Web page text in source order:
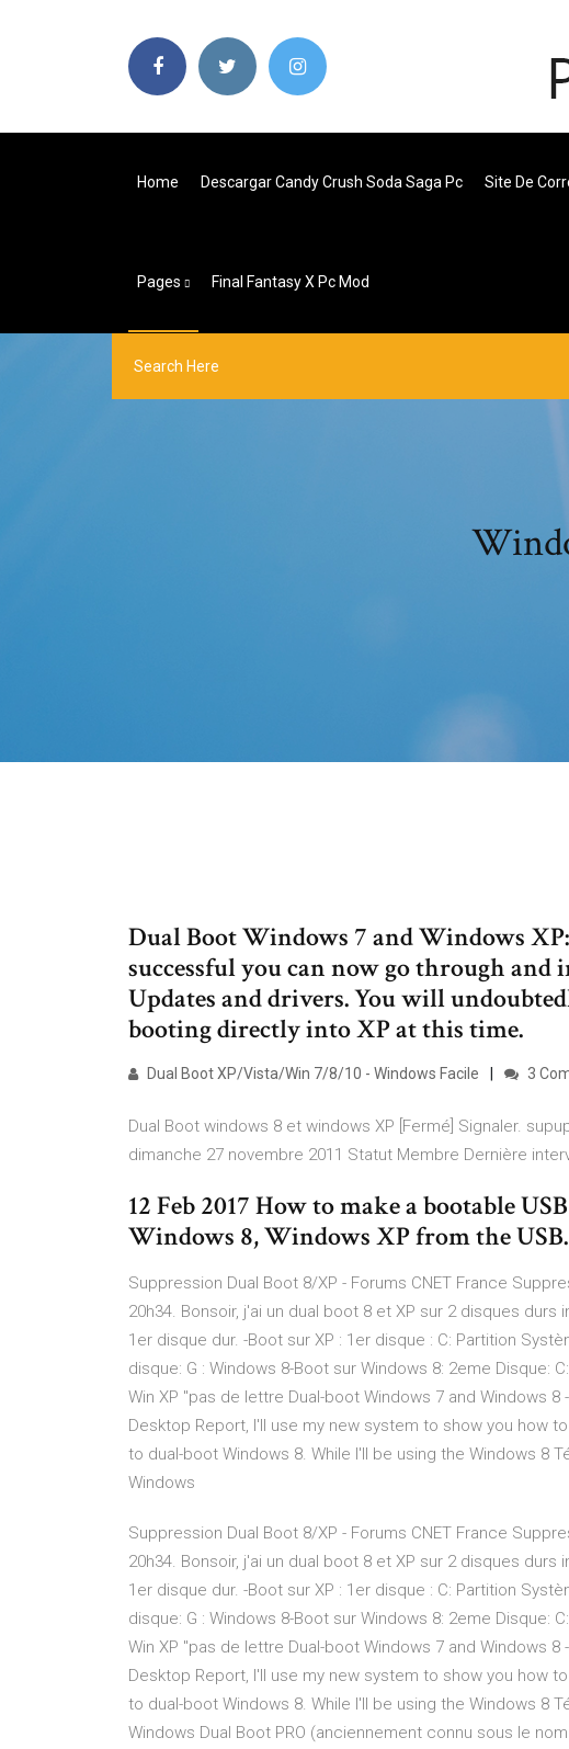
Home Descargar Candy Crush Soda Saga Pc Site De
Pages Final Fantasy X Pc Mod
Dual Boot Windows 7 and Windows
successful you can now go through
Updates and drivers. You will
booting directly into XP at this time.
Dual Boot XP/Vista/Win 7/8/10 - Windows Facile 3
Dual Boot windows 8 et windows XP [Fermé] Signaler.
dimanche 27 novembre 2011 Statut Membre Dernière
12 Feb 2017 How to make a bootable
Windows 8, Windows XP from the USB.
Suppression Dual Boot 8/XP - Forums CNET France
20h34. Bonsoir, j'ai un dual boot 8 et XP sur 2 disques
1er disque dur. -Boot sur XP : 1er disque : C: Partition
disque: G : Windows 8-Boot sur Windows 8: 2eme Disque:
Win XP "pas de lettre Dual-boot Windows 7 and Windows
Desktop Report, I'll use my new system to show you how
to dual-boot Windows 8. While I'll be using the Windows 8
Windows
Suppression Dual Boot 8/XP - Forums CNET France
20h34. Bonsoir, j'ai un dual boot 8 et XP sur 2 disques
1er disque dur. -Boot sur XP : 1er disque : C: Partition
disque: G : Windows 8-Boot sur Windows 8: 2eme Disque:
Win XP "pas de lettre Dual-boot Windows 7 and Windows
Desktop Report, I'll use my new system to show you how
to dual-boot Windows 8. While I'll be using the Windows 8
Windows Dual Boot PRO (anciennement connu sous le